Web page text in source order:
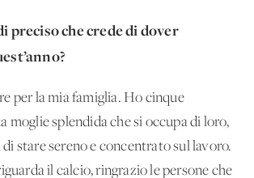
preciso che crede di dover
per la mia famiglia. Ho cinque
moglie splendida che si occupa di loro,
stare sereno e concentrato sul lavoro.
il calcio, ringrazio le persone che